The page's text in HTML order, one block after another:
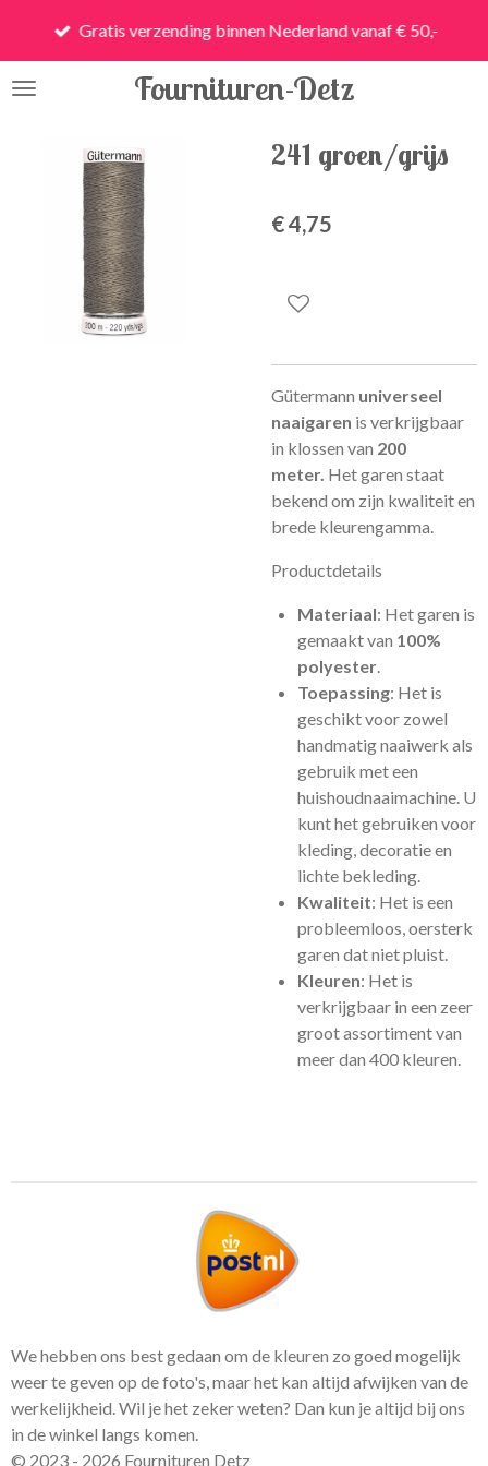
de
Fournituren-Detz
Gratis verzending binnen Nederland vanaf € 50,-
241 groen/grijs
€ 4,75
Gütermann universeel
naaigaren is verkrijgbaar
in klossen van 200
meter. Het garen staat
bekend om zijn kwaliteit en
brede kleurengamma.
Productdetails
Materiaal: Het garen is
gemaakt van 100%
polyester.
Toepassing: Het is
geschikt voor zowel
handmatig naaiwerk als
gebruik met een
huishoudnaaimachine. U
kunt het gebruiken voor
kleding, decoratie en
lichte bekleding.
Kwaliteit: Het is een
probleemloos, oersterk
garen dat niet pluist.
Kleuren: Het is
verkrijgbaar in een zeer
groot assortiment van
meer dan 400 kleuren.
We hebben ons best gedaan om de kleuren zo goed mogelijk
weer te geven op de foto's, maar het kan altijd afwijken van de
werkelijkheid. Wil je het zeker weten? Dan kun je altijd bij ons
in de winkel langs komen.
© 2023 - 2026 Fournituren Detz